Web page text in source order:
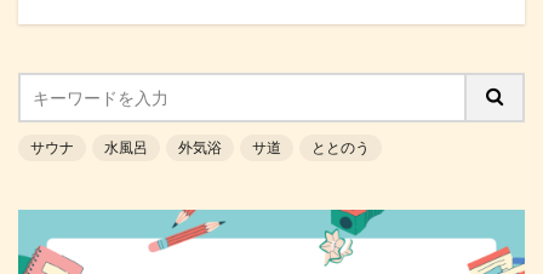
サウナ 水風呂 外気浴 サ道 ととのう